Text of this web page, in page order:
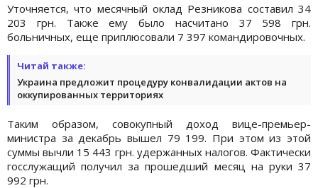
Уточняется, что месячный оклад Резникова составил 34
203 грн. Также ему было насчитано 37 598 грн.
больничных, еще приплюсовали 7 397 командировочных.
Читай также:
Украина предложит процедуру конвалидации актов на
оккупированных территориях
Таким образом, совокупный доход вице-премьер-
министра за декабрь вышел 79 199. При этом из этой
суммы вычли 15 443 грн. удержанных налогов. Фактически
госслужащий получил за прошедший месяц на руки 37
992 грн.